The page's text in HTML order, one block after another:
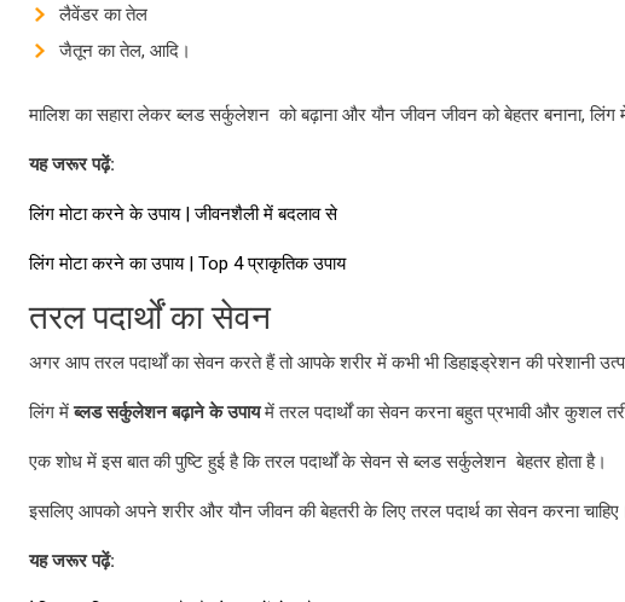
लैवेंडर का तेल
जैतून का तेल, आदि।
मालिश का सहारा लेकर ब्लड सर्कुलेशन को बढ़ाना और यौन जीवन जीवन को बेहतर बनाना,
यहजरूरपढ़ें:
लिंग मोटा करने के उपाय | जीवनशैली में बदलाव से
लिंग मोटा करने का उपाय | Top 4 प्राकृतिक उपाय
तरल पदार्थों का सेवन
अगर आप तरल पदार्थों का सेवन करते हैं तो आपके शरीर में कभी भी डिहाइड्रेशन की परेशानी
लिंग मेंब्लडसर्कुलेशनबढ़ानेकेउपायमें तरल पदार्थों का सेवन करना बहुत प्रभावी और कुशल
एक शोध में इस बात की पुष्टि हुई है कि तरल पदार्थों के सेवन से ब्लड सर्कुलेशन बेहतर होता है।
इसलिए आपको अपने शरीर और यौन जीवन की बेहतरी के लिए तरल पदार्थ का सेवन करना
यहजरूरपढ़ें: